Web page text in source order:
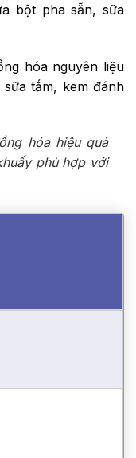
bột pha sẵn, sữa
hóa nguyên liệu
tắm, kem đánh
hóa hiệu quả
phù hợp với